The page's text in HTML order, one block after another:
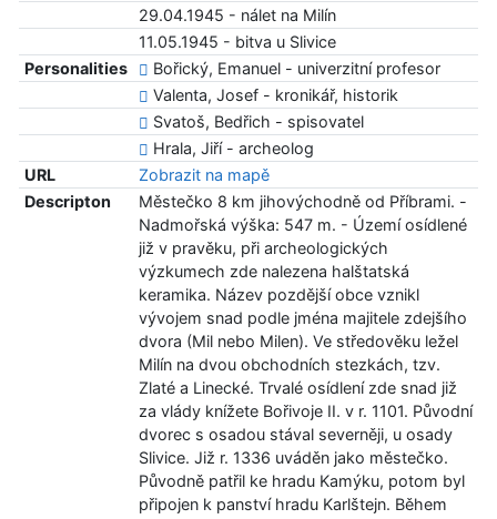
29.04.1945 - nálet na Milín
11.05.1945 - bitva u Slivice
Personalities
Bořický, Emanuel - univerzitní profesor
Valenta, Josef - kronikář, historik
Svatoš, Bedřich - spisovatel
Hrala, Jiří - archeolog
URL
Zobrazit na mapě
Descripton
Městečko 8 km jihovýchodně od Příbrami. -
Nadmořská výška: 547 m. - Území osídlené
již v pravěku, při archeologických
výzkumech zde nalezena halštatská
keramika. Název pozdější obce vznikl
vývojem snad podle jména majitele zdejšího
dvora (Mil nebo Milen). Ve středověku ležel
Milín na dvou obchodních stezkách, tzv.
Zlaté a Linecké. Trvalé osídlení zde snad již
za vlády knížete Bořivoje II. v r. 1101. Původní
dvorec s osadou stával severněji, u osady
Slivice. Již r. 1336 uváděn jako městečko.
Původně patřil ke hradu Kamýku, potom byl
připojen k panství hradu Karlštejn. Během